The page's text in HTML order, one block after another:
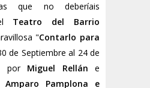
que no deberíais
Teatro del Barrio
"Contarlo para
de Septiembre al 24 de
por Miguel Rellán e
Amparo Pamplona e